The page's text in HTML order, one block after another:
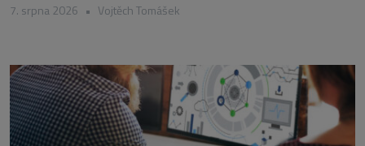
7. srpna 2026 • Vojtěch Tomášek